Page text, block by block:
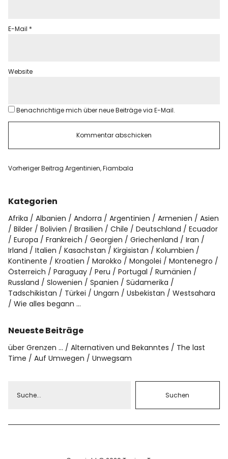
E-Mail *
Website
Benachrichtige mich über neue Beiträge via E-Mail.
Vorheriger Beitrag Argentinien, Fiambala
Kategorien
Afrika Albanien Andorra Argentinien Armenien
Asien
Bilder
Bolivien Brasilien Chile Deutschland
Ecuador
Europa
Frankreich Georgien Griechenland
Iran
Irland
Italien Kasachstan Kirgisistan
Kolumbien
Kontinente
Kroatien Marokko Mongolei
Montenegro
Österreich
Paraguay Peru Portugal
Rumänien
Russland
Slowenien Spanien
Südamerika
Tadschikistan
Türkei Ungarn Usbekistan
Westsahara
Wie alles begann …
Neueste Beiträge
über Grenzen … Alternativen und Bekanntes
The last
Time
Auf Umwegen Unwegsam